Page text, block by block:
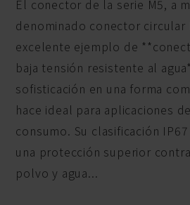
El conector de la serie M5, a
denominado conector circular
excelente ejemplo de
baja tensión resistente al
sofisticación en una forma
hace ideal para aplicaciones
consumo. Su clasificación
una protección superior
polvo y agua...